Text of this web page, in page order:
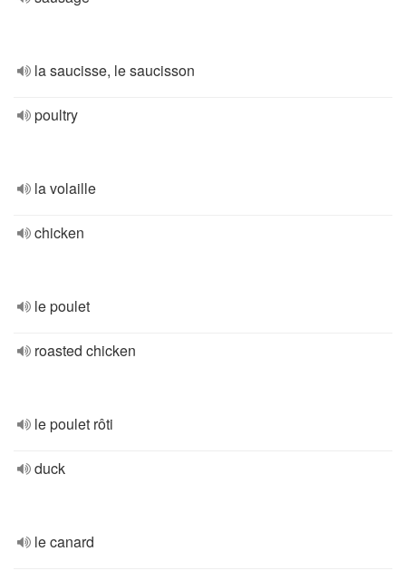
la saucisse, le saucisson
poultry
la volaille
chicken
le poulet
roasted chicken
le poulet rôti
duck
le canard